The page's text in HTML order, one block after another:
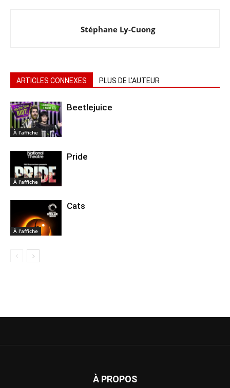
Stéphane Ly-Cuong
ARTICLES CONNEXES PLUS DE L'AUTEUR
À l'affiche
Beetlejuice
À l'affiche
Pride
À l'affiche
Cats
À PROPOS